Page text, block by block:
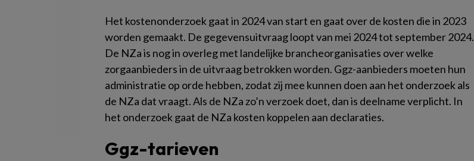
Het kostenonderzoek gaat in 2024 van start en gaat over de kosten die in 2023
worden gemaakt. De gegevensuitvraag loopt van mei 2024 tot september 2024.
De NZa is nog in overleg met landelijke brancheorganisaties over welke
zorgaanbieders in de uitvraag betrokken worden. Ggz-aanbieders moeten hun
administratie op orde hebben, zodat zij mee kunnen doen aan het onderzoek als
de NZa dat vraagt. Als de NZa zo’n verzoek doet, dan is deelname verplicht. In
het onderzoek gaat de NZa kosten koppelen aan declaraties.
Ggz-tarieven